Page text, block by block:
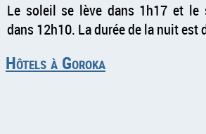
Le soleil se lève dans 1h17 et le
dans 12h10. La durée de la nuit est
Hôtels à Goroka